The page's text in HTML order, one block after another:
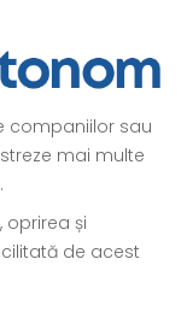
companiilor sau
mai multe
oprirea și
de acest